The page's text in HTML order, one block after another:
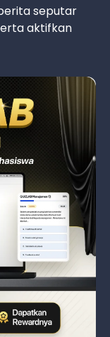
seputar
aktifkan